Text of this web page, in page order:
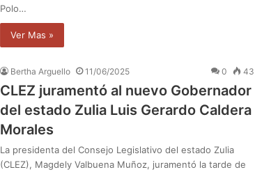
Polo…
Ver Mas »
Bertha Arguello 11/06/2025 0 43
CLEZ juramentó al nuevo Gobernador
del estado Zulia Luis Gerardo Caldera
Morales
La presidenta del Consejo Legislativo del estado Zulia
(CLEZ), Magdely Valbuena Muñoz, juramentó la tarde de